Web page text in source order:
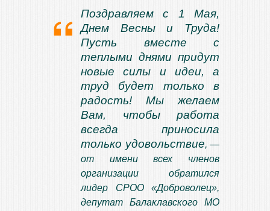
Поздравляем с 1 Мая,
Днем Весны и Труда!
Пусть вместе с
теплыми днями придут
новые силы и идеи, а
труд будет только в
радость! Мы желаем
Вам, чтобы работа
всегда приносила
только удовольствие, —
от имени всех членов
организации обратился
лидер СРОО «Доброволец»,
депутат Балаклавского МО